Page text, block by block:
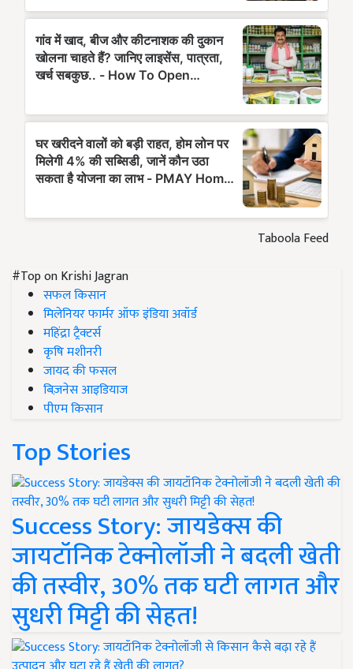
Taboola Feed
#Top on Krishi Jagran
सफल किसान
मिलेनियर फार्मर ऑफ इंडिया अवॉर्ड
महिंद्रा ट्रैक्टर्स
कृषि मशीनरी
जायद की फसल
बिज़नेस आइडियाज
पीएम किसान
Top Stories
Success Story: जायडेक्स की
जायटॉनिक टेक्नोलॉजी ने बदली खेती
की तस्वीर, 30% तक घटी लागत और
सुधरी मिट्टी की सेहत!